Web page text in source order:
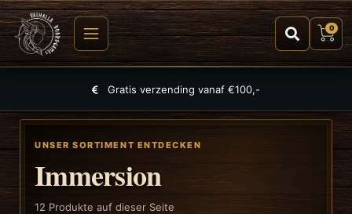
0
Größte Auswahl an Spielen, Puzzles und TCGs
UNSER SORTIMENT ENTDECKEN
Immersion
12 Produkte auf dieser Seite